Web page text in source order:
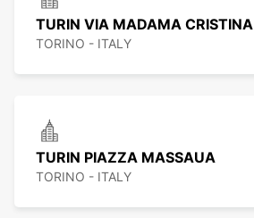
TURIN VIA MADAMA CRISTINA
TORINO - ITALY
TURIN PIAZZA MASSAUA
TORINO - ITALY